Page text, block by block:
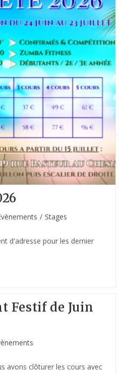
/ Stages
d'adresse pour les dernier
Festif de Juin
avons clôturer les cours avec